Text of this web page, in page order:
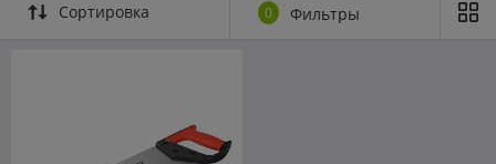
Сортировка 0 Фильтры